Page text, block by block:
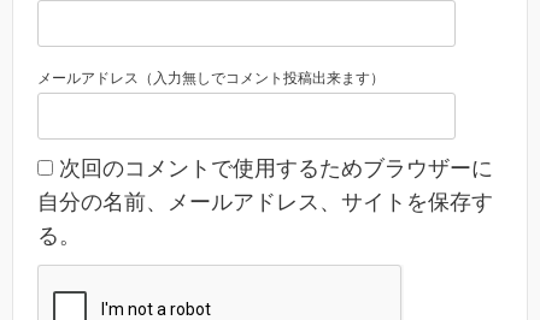
メールアドレス（入力無しでコメント投稿出来ます）
次回のコメントで使用するためブラウザーに
自分の名前、メールアドレス、サイトを保存す
る。